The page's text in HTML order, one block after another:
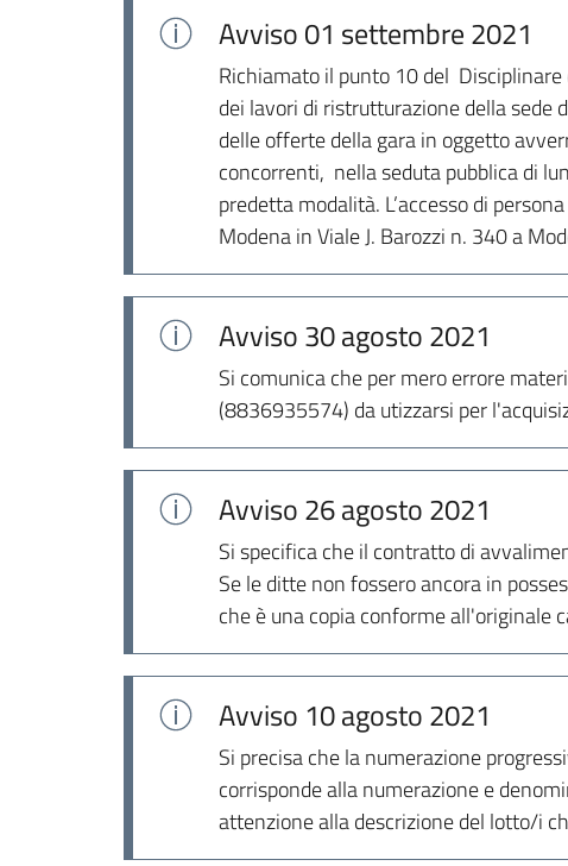
Avviso01 settembre 2021
Richiamato il punto 10 del
dei lavori di ristrutturazione della sede
delle offerte della gara in oggetto
concorrenti, nella seduta pubblica di
predetta modalità. L’accesso di
Modena in Viale J. Barozzi n. 340 a
Avviso30 agosto 2021
Si comunica che per mero errore
(8836935574) da utizzarsi per
Avviso26 agosto 2021
Si specifica che il contratto di
Se le ditte non fossero ancora in
che è una copia conforme
Avviso 10 agosto 2021
Si precisa che la numerazione
corrisponde alla numerazione e
attenzione alla descrizione del lotto/i